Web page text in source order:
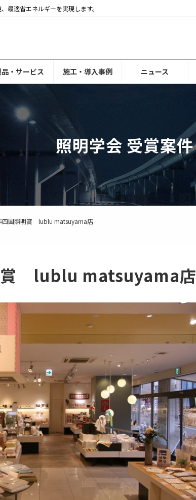
最適省エネルギーを実現します。
・サービス 施工・導入事例 ニュース
照明学会 受賞案件
四国照明賞 lublu matsuyama店
賞 lublu matsuyama店